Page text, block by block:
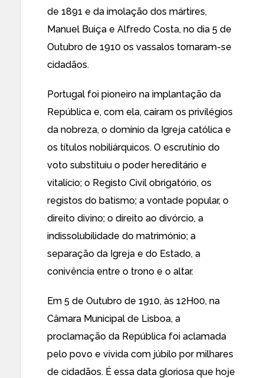
de 1891 e da imolação dos mártires,
Manuel Buiça e Alfredo Costa, no dia 5 de
Outubro de 1910 os vassalos tornaram-se
cidadãos.
Portugal foi pioneiro na implantação da
República e, com ela, caíram os privilégios
da nobreza, o domínio da Igreja católica e
os títulos nobiliárquicos. O escrutínio do
voto substituiu o poder hereditário e
vitalício; o Registo Civil obrigatório, os
registos do batismo; a vontade popular, o
direito divino; o direito ao divórcio, a
indissolubilidade do matrimónio; a
separação da Igreja e do Estado, a
conivência entre o trono e o altar.
Em 5 de Outubro de 1910, às 12H00, na
Câmara Municipal de Lisboa, a
proclamação da República foi aclamada
pelo povo e vivida com júbilo por milhares
de cidadãos. É essa data gloriosa que hoje